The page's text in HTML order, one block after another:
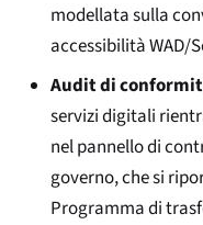
modellata sulla
accessibilità WAD/
Audit di
servizi digitali
nel pannello di
governo, che si
Programma di